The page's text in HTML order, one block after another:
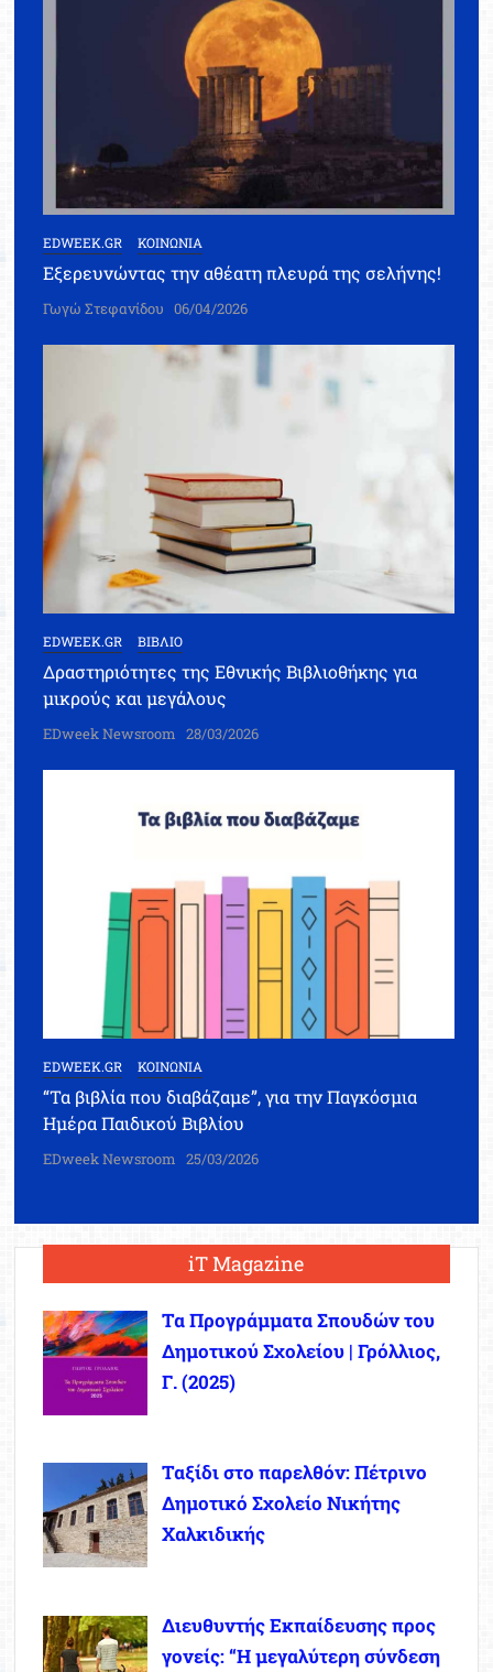
EDWEEK.GR ΚΟΙΝΩΝΙΑ
Εξερευνώντας την αθέατη πλευρά της σελήνης!
Γωγώ Στεφανίδου 06/04/2026
EDWEEK.GR ΒΙΒΛΙΟ
Δραστηριότητες της Εθνικής Βιβλιοθήκης για
μικρούς και μεγάλους
EDweek Newsroom 28/03/2026
EDWEEK.GR ΚΟΙΝΩΝΙΑ
“Τα βιβλία που διαβάζαμε”, για την Παγκόσμια
Ημέρα Παιδικού Βιβλίου
EDweek Newsroom 25/03/2026
iT Magazine
Τα Προγράμματα Σπουδών του
Δημοτικού Σχολείου | Γρόλλιος,
Γ. (2025)
Ταξίδι στο παρελθόν: Πέτρινο
Δημοτικό Σχολείο Νικήτης
Χαλκιδικής
Διευθυντής Εκπαίδευσης προς
γονείς: “Η μεγαλύτερη σύνδεση